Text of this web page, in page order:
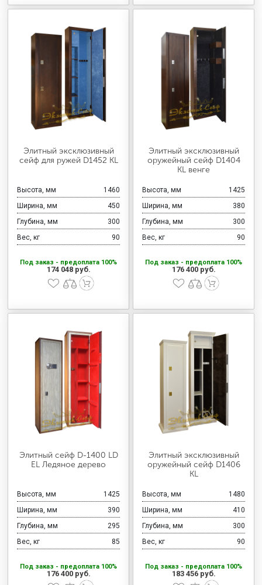
Элитный эксклюзивный
сейф для ружей D1452 KL
Высота, мм
1460
Ширина, мм
450
Глубина, мм
300
Вес, кг
90
Под заказ - предоплата 100%
174 048 руб.
Элитный эксклюзивный
оружейный сейф D1404
KL венге
Высота, мм
1425
Ширина, мм
380
Глубина, мм
300
Вес, кг
90
Под заказ - предоплата 100%
176 400 руб.
Элитный сейф D-1400 LD
EL Ледяное дерево
Высота, мм
1425
Ширина, мм
390
Глубина, мм
295
Вес, кг
85
Под заказ - предоплата 100%
176 400 руб.
Элитный эксклюзивный
оружейный сейф D1406
KL
Высота, мм
1480
Ширина, мм
410
Глубина, мм
300
Вес, кг
90
Под заказ - предоплата 100%
183 456 руб.